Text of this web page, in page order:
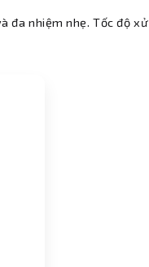
đa nhiệm nhẹ. Tốc độ xử